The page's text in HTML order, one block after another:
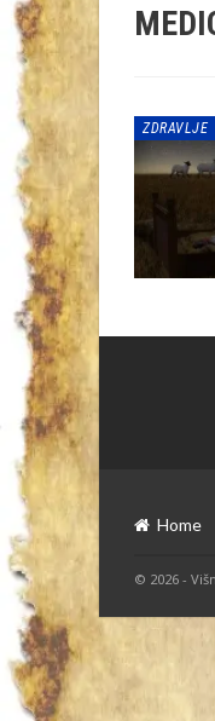
ZDRAVLJE
Home
© 2026 -